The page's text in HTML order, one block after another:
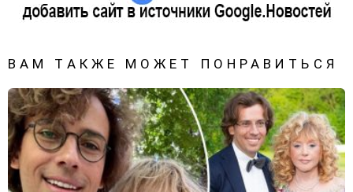
ВАМ ТАКЖЕ МОЖЕТ ПОНРАВИТЬСЯ